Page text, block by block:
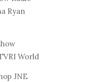
Ryan
World
JNE